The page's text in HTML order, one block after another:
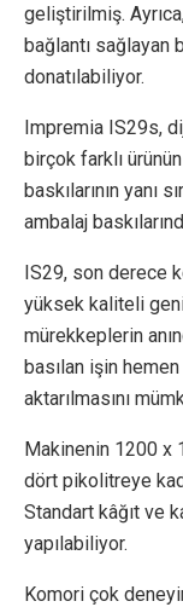
geliştirilmiş.
bağlantı sağlayan
donatılabiliyor.
Impremia IS29s,
birçok farklı
baskılarının yanı
ambalaj
IS29, son derece
yüksek kaliteli
mürekkeplerin
basılan işin
aktarılmasını
Makinenin 1200 x
dört pikolitreye
Standart kâğıt ve
yapılabiliyor.
Komori çok